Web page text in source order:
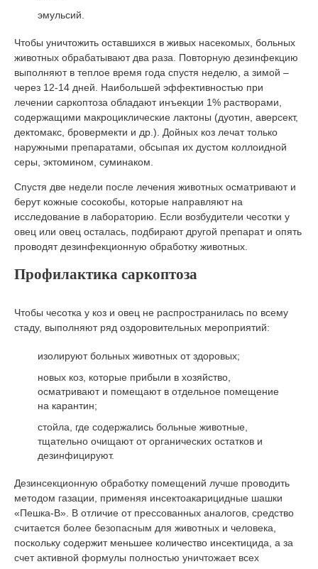
эмульсий.
Чтобы уничтожить оставшихся в живых насекомых, больных
животных обрабатывают два раза. Повторную дезинфекцию
выполняют в теплое время года спустя неделю, а зимой –
через 12-14 дней. Наибольшей эффективностью при
лечении саркоптоза обладают инъекции 1% растворами,
содержащими макроциклические лактоны (дуотин, аверсект,
дектомакс, бровермекти и др.). Дойных коз лечат только
наружными препаратами, обсыпая их дустом коллоидной
серы, эктомином, суминаком.
Спустя две недели после лечения животных осматривают и
берут кожные сосокобы, которые направляют на
исследование в лабораторию. Если возбудители чесотки у
овец или овец осталась, подбирают другой препарат и опять
проводят дезинфекционную обработку животных.
Профилактика саркоптоза
Чтобы чесотка у коз и овец не распространилась по всему
стаду, выполняют ряд оздоровительных мероприятий:
изолируют больных животных от здоровых;
новых коз, которые прибыли в хозяйство,
осматривают и помещают в отдельное помещение
на карантин;
стойла, где содержались больные животные,
тщательно очищают от органических остатков и
дезинфицируют.
Дезинсекционную обработку помещений лучше проводить
методом газации, применяя инсектоакарицидные шашки
«Пешка-В». В отличие от прессованных аналогов, средство
считается более безопасным для животных и человека,
поскольку содержит меньшее количество инсектицида, а за
счет активной формулы полностью уничтожает всех